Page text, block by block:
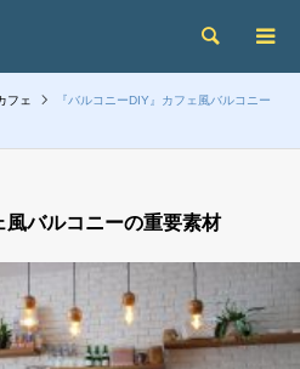
検索
フェ
『バルコニーDIY』カフェ風バルコニー
風バルコニーの重要素材